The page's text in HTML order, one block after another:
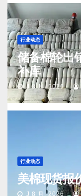
行业动态
储备棉轮出
补库
J 8 月, 2026
行业动态
美棉现货报
J 8 月, 2026